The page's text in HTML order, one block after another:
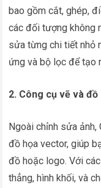
bao gồm cắt, ghép,
các đối tượng không
sửa từng chi tiết nhỏ
ứng và bộ lọc để tạo
2. Công cụ vẽ và
Ngoài chỉnh sửa
đồ họa vector, giúp
đồ hoặc logo. Với
thẳng, hình khối, và